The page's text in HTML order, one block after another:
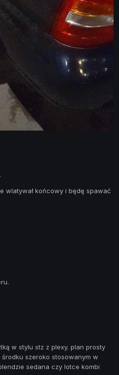
wlatywał końcowy i będę spawać
w stylu stz z plexy. plan prosty
szeroko stosowanym w
sedana czy lotce kombi